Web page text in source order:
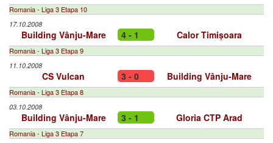
Romania - Liga 3 Etapa 10
17.10.2008
Building Vânju-Mare 4 - 1 Calor Timișoara
Romania - Liga 3 Etapa 9
11.10.2008
CS Vulcan 3 - 0 Building Vânju-Mare
Romania - Liga 3 Etapa 8
03.10.2008
Building Vânju-Mare 3 - 1 Gloria CTP Arad
Romania - Liga 3 Etapa 7